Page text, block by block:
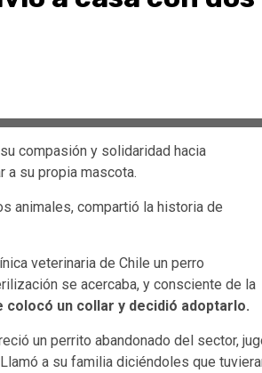
compasión y solidaridad hacia
a su propia mascota.
animales, compartió la historia de
veterinaria de Chile un perro
se acercaba, y consciente de la
un collar y decidió adoptarlo.
un perrito abandonado del sector,
a su familia diciéndoles que